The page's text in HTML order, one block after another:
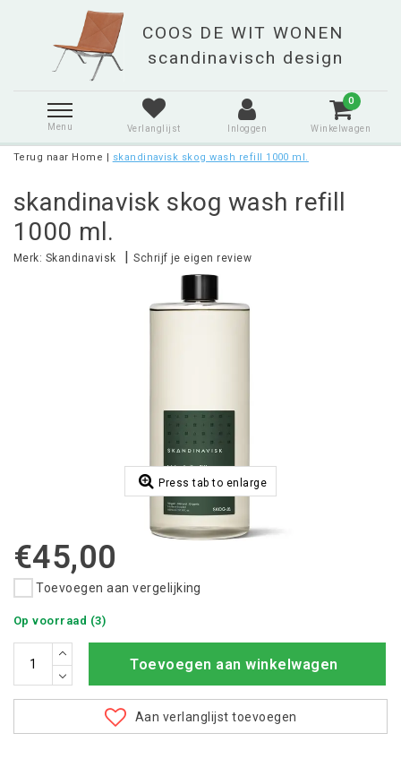
Menu Verlanglijst Inloggen
0
Winkelwagen
Terug naar Home | skandinavisk skog wash refill 1000 ml.
skandinavisk skog wash refill
1000 ml.
Merk: Skandinavisk |Schrijf je eigen review
Press tab to enlarge
€45,00
Toevoegen aan vergelijking
Op voorraad (3)
Toevoegen aan winkelwagen
Aan verlanglijst toevoegen